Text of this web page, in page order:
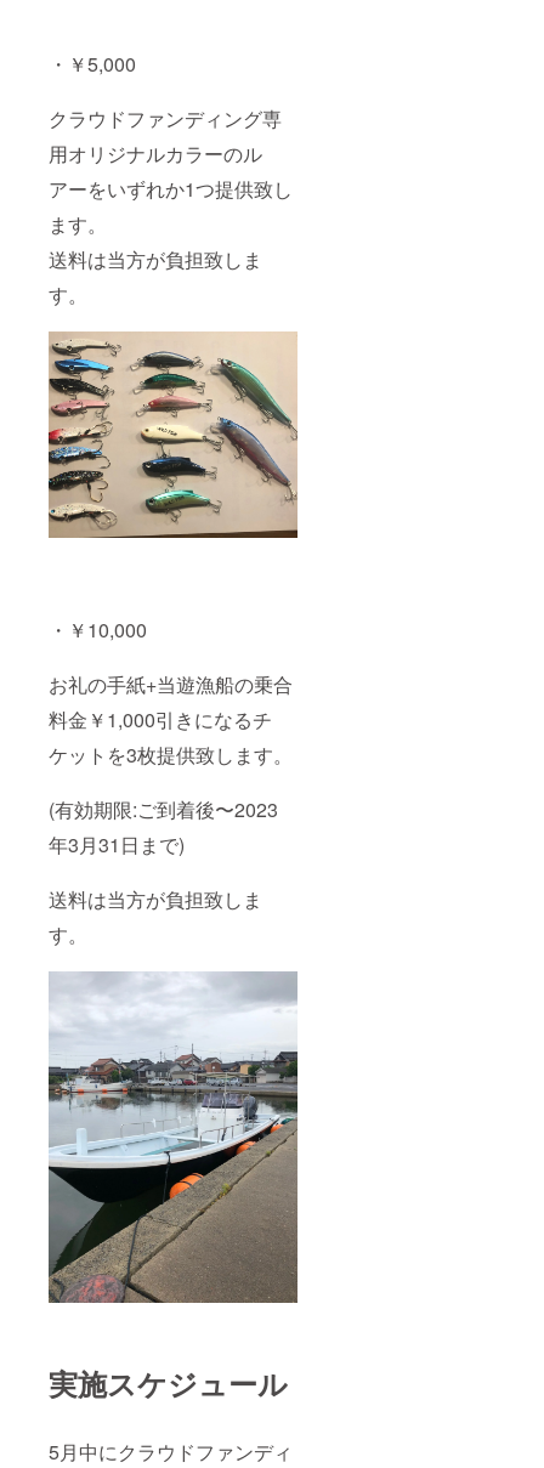
・￥5,000
クラウドファンディング専
用オリジナルカラーのル
アーをいずれか1つ提供致し
ます。
送料は当方が負担致しま
す。
・￥10,000
お礼の手紙+当遊漁船の乗合
料金￥1,000引きになるチ
ケットを3枚提供致します。
(有効期限:ご到着後〜2023
年3月31日まで)
送料は当方が負担致しま
す。
実施スケジュール
5月中にクラウドファンディ